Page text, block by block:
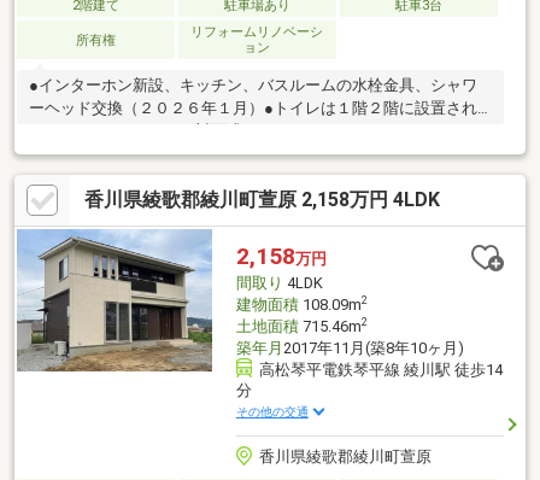
2階建て 駐車場あり 駐車3台
所有権
リフォームリノベーシ
ョン
●インターホン新設、キッチン、バスルームの水栓金具、シャワ
ーヘッド交換（２０２６年１月）●トイレは１階２階に設置され
香川県綾歌郡綾川町萱原 2,158万円 4LDK
2,158万円
間取り 4LDK
建物面積108.09m2
土地面積715.46m2
築年月 2017年11月(築8年10ヶ月)
高松琴平電鉄琴平線 綾川駅 徒歩14
分
その他の交通
香川県綾歌郡綾川町萱原